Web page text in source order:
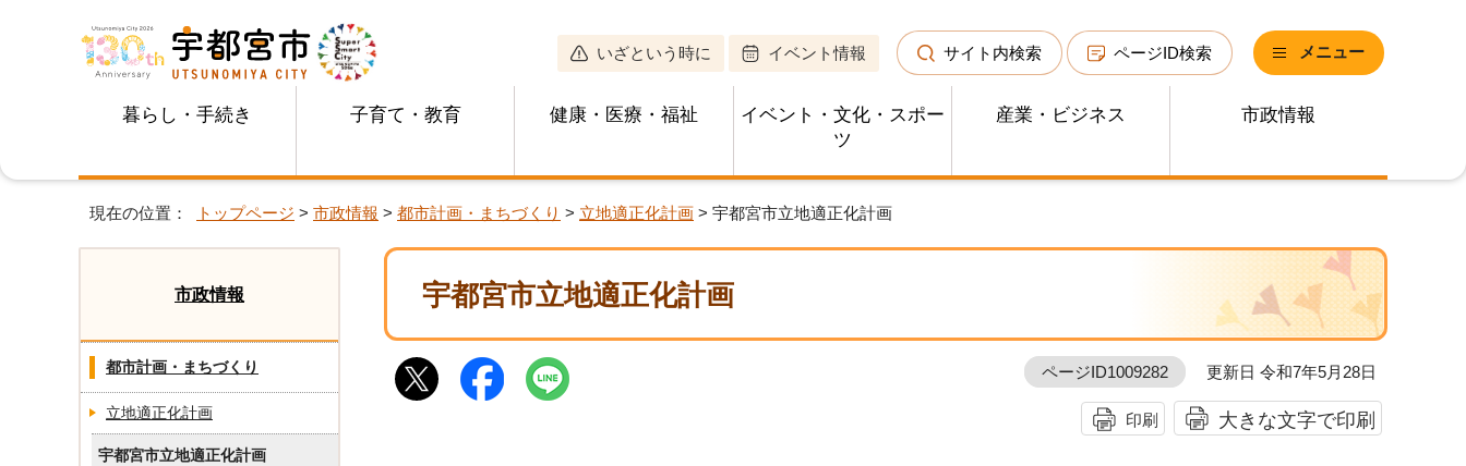
いざという時に イベント情報 サイト内検索 ページID検索 メニュー
暮らし・手続き 子育て・教育 健康・医療・福祉
イベント・文化・スポー
ツ
産業・ビジネス 市政情報
現在の位置： トップページ > 市政情報 > 都市計画・まちづくり > 立地適正化計画 > 宇都宮市立地適正化計画
宇都宮市立地適正化計画
ページID1009282 更新日 令和7年5月28日
印刷 大きな文字で印刷
市政情報
都市計画・まちづくり
立地適正化計画
宇都宮市立地適正化計画